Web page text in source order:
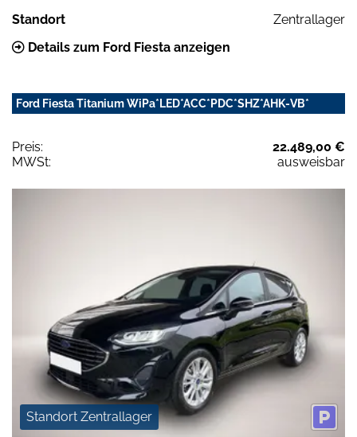
Standort
Zentrallager
Details zum Ford Fiesta anzeigen
Ford Fiesta Titanium WiPa*LED*ACC*PDC*SHZ*AHK-VB*
Preis:
22.489,00 €
MWSt:
ausweisbar
Standort Zentrallager